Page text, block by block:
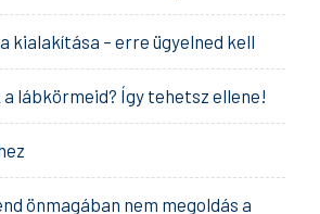
kialakítása – erre ügyelned kell
lábkörmeid? Így tehetsz ellene!
önmagában nem megoldás a